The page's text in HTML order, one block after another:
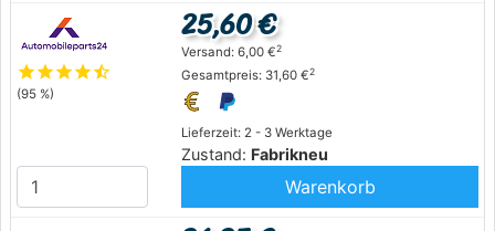
starstarstarstarstar_half
(95 %)
Lieferzeit: 2 - 3 Werktage
Zustand: Fabrikneu
25,60 €
Versand: 6,00 €2
Gesamtpreis: 31,60 €2
Warenkorb